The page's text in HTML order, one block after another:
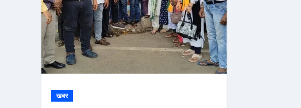
खबर